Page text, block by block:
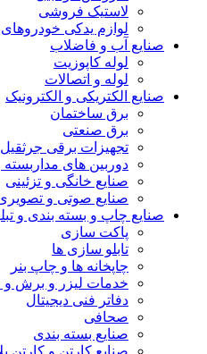
لاستیک فروشی
لوازم یدکی
صنایع آب و فاضلاب
لوله کاپوزیت
لوله و اتصالات
صنایع الکتریکی و الکترونیک
برق ساختمان
برق صنعتی
تجهیزات برقی جرثقیل
دوربین های مداربسته
صنایع خانگی و تزئینی
صنایع صوتی و
صنایع چاپ و بسته بندی و
پاکت سازی
تابلو سازی ها
چاپخانه ها و چاپ بنر
خدمات لیزر و برش و
دفاتر فنی دیجیتال
صحافی
صنایع بسته بندی